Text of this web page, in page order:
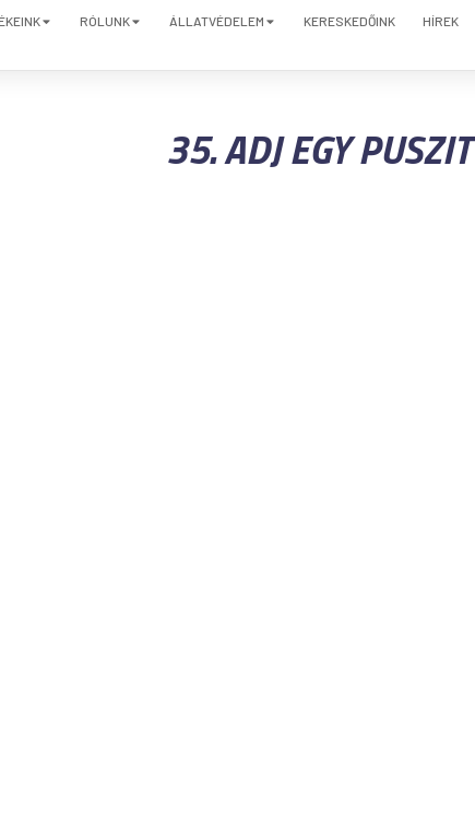
RÓLUNK ÁLLATVÉDELEM KERESKEDŐINK HÍREK
35. ADJ EGY PUSZIT